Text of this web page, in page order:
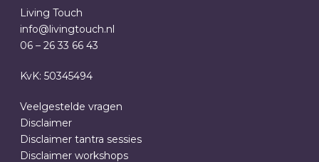
Living Touch
info@livingtouch.nl
06 – 26 33 66 43
KvK: 50345494
Veelgestelde vragen
Disclaimer
Disclaimer tantra sessies
Disclaimer workshops